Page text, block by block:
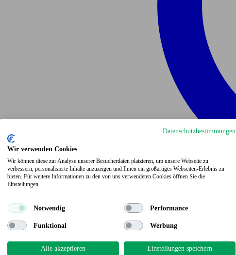
Datenschutzbestimmungen
Wir verwenden Cookies
Wir können diese zur Analyse unserer Besucherdaten platzieren, um unsere Webseite zu
verbessern, personalisierte Inhalte anzuzeigen und Ihnen ein großartiges Webseiten-Erlebnis zu
bieten. Für weitere Informationen zu den von uns verwendeten Cookies öffnen Sie die
Einstellungen.
Notwendig Performance
Funktional Werbung
Alle akzeptieren Einstellungen speichern